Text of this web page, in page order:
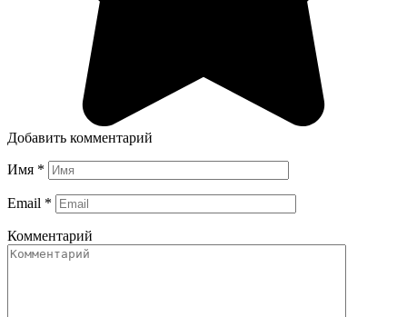
Добавить комментарий
Имя *
Email *
Комментарий